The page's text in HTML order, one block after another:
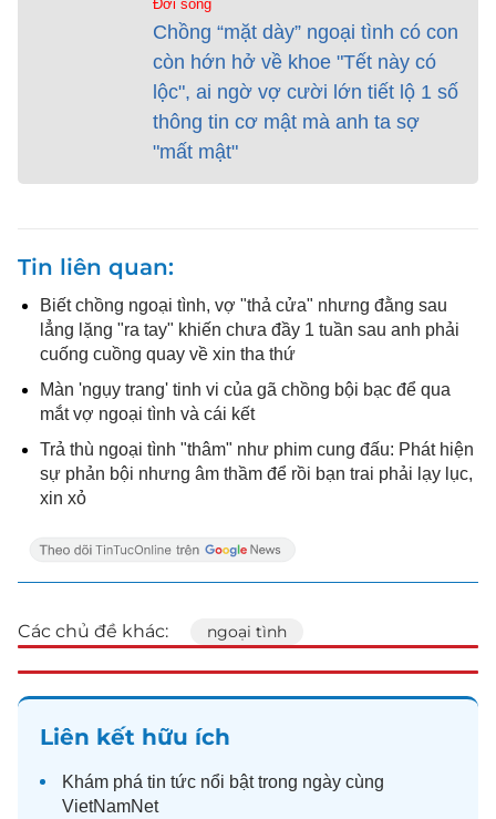
Đời sống
Chồng “mặt dày” ngoại tình có con
còn hớn hở về khoe "Tết này có
lộc", ai ngờ vợ cười lớn tiết lộ 1 số
thông tin cơ mật mà anh ta sợ
"mất mật"
Tin liên quan
Biết chồng ngoại tình, vợ "thả cửa" nhưng đằng sau
lẳng lặng "ra tay" khiến chưa đầy 1 tuần sau anh phải
cuống cuồng quay về xin tha thứ
Màn 'ngụy trang' tinh vi của gã chồng bội bạc để qua
mắt vợ ngoại tình và cái kết
Trả thù ngoại tình "thâm" như phim cung đấu: Phát hiện
sự phản bội nhưng âm thầm để rồi bạn trai phải lạy lục,
xin xỏ
Các chủ đề khác: ngoại tình
Liên kết hữu ích
Khám phá tin tức nổi bật trong ngày cùng
VietNamNet